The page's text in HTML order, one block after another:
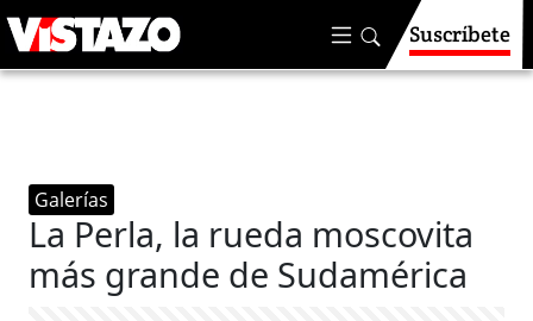
Suscríbete
Galerías
La Perla, la rueda moscovita
más grande de Sudamérica